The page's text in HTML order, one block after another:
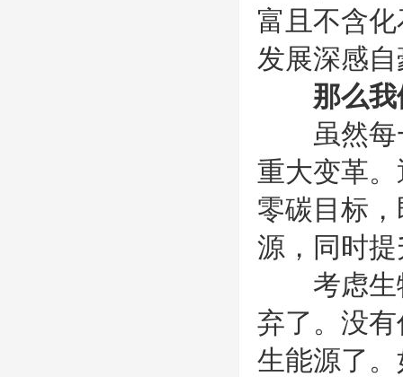
富且不含
发展深感
那么
虽然每一
重大变革
零碳目标
源，同时
考虑生物
弃了。没
生能源了